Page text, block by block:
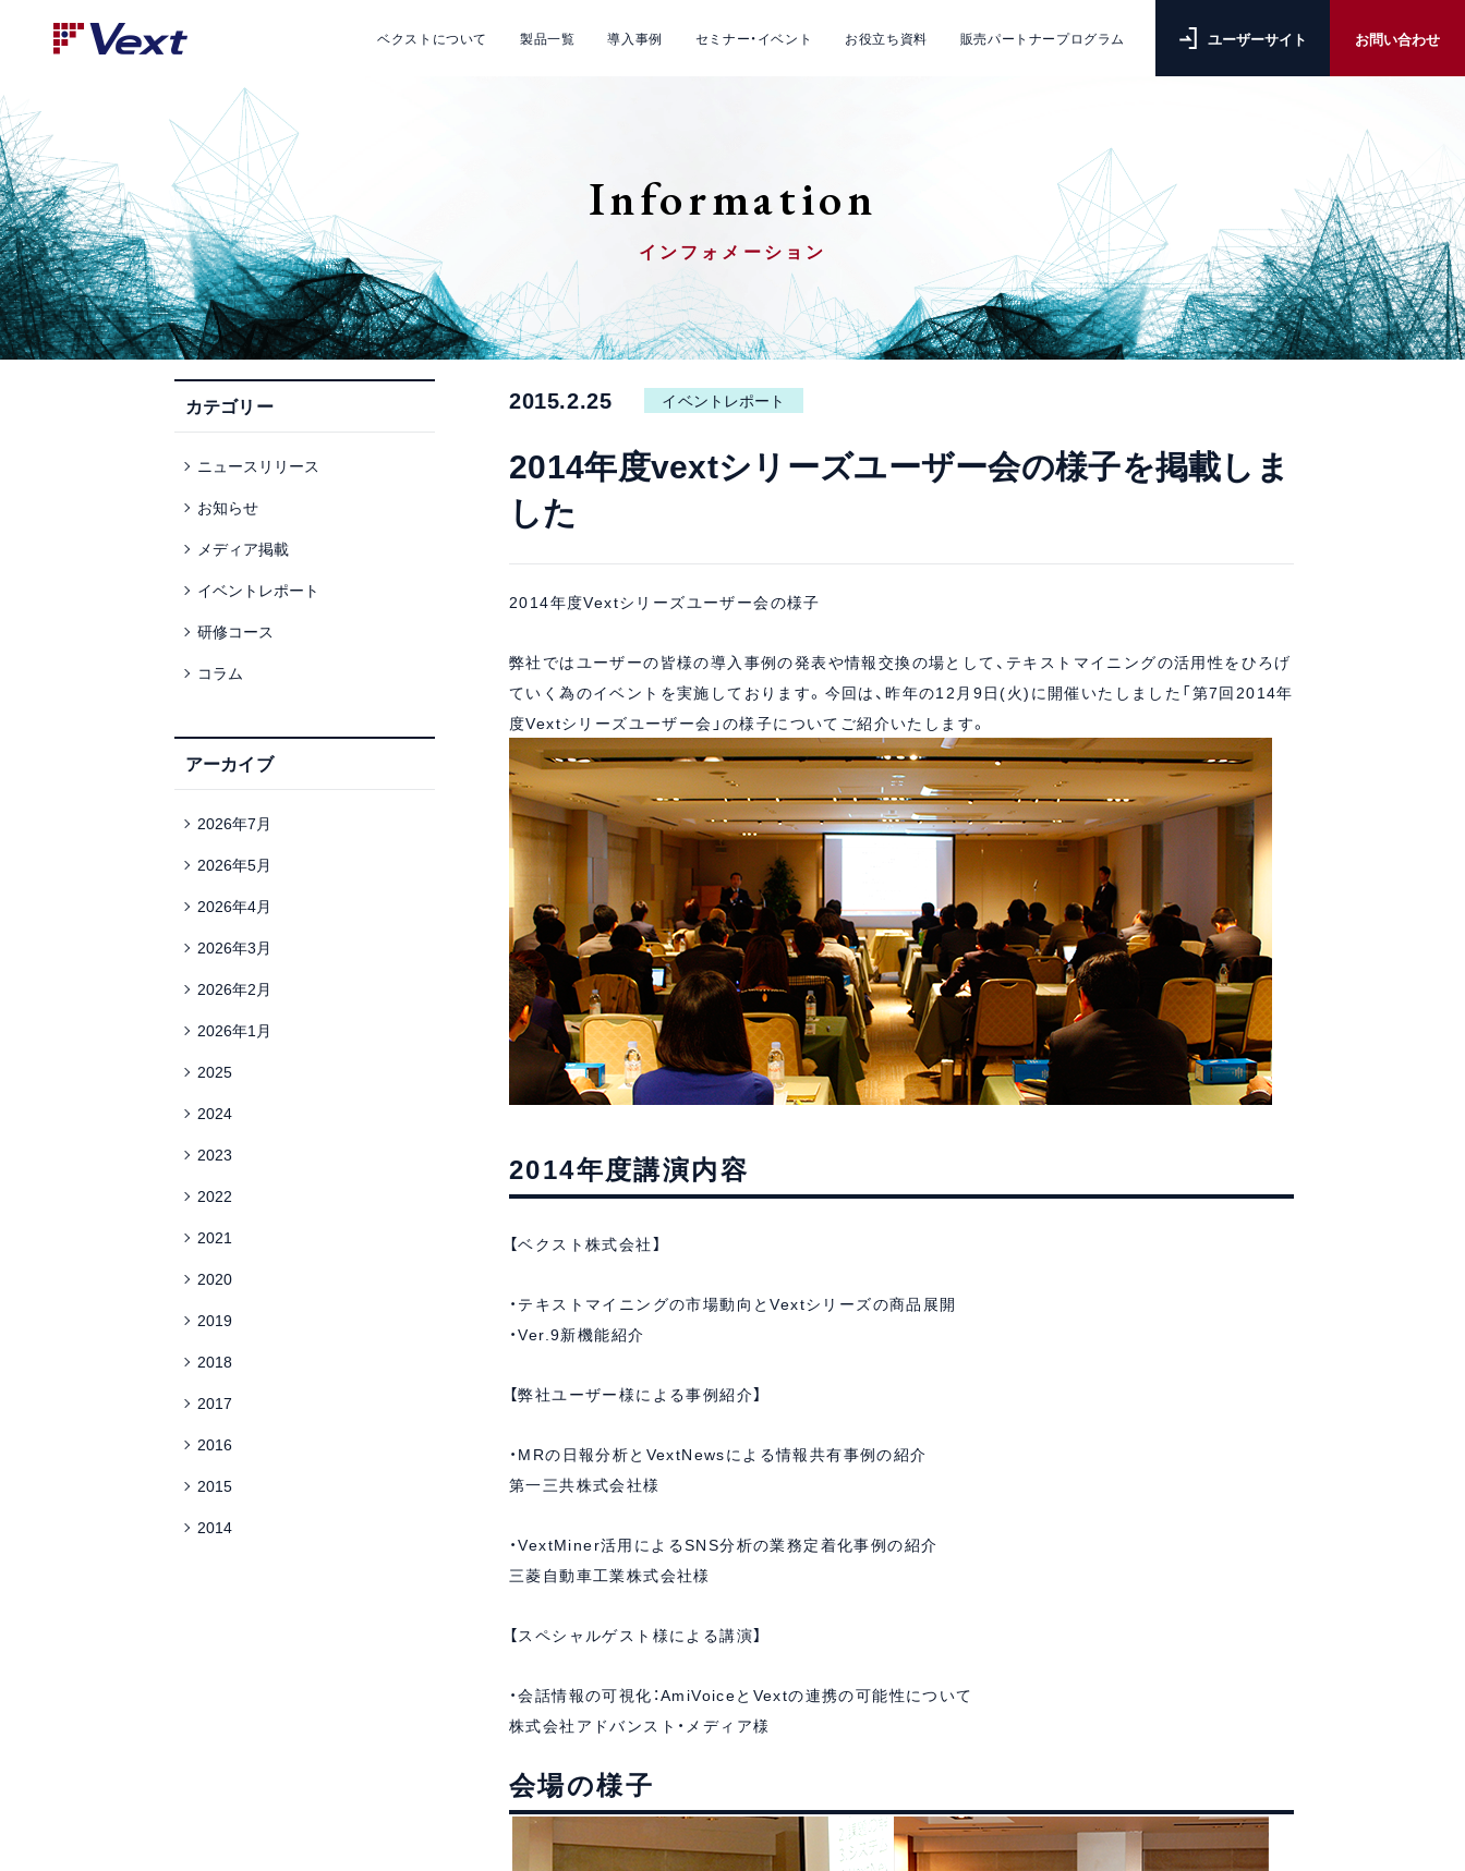
ベクストについて 製品一覧 導入事例 セミナー・イベント お役立ち資料 販売パートナープログラム ユーザーサイト お問い合わせ
Information
インフォメーション
2015.2.25 イベントレポート
2014年度vextシリーズユーザー会の様子を掲載しま
した
2014年度Vextシリーズユーザー会の様子
弊社ではユーザーの皆様の導入事例の発表や情報交換の場として、テキストマイニングの活用性をひろげ
ていく為のイベントを実施しております。今回は、昨年の12月9日(火)に開催いたしました 「第7回2014年
度Vextシリーズユーザー会」 の様子についてご紹介いたします。
2014年度講演内容
【ベクスト株式会社】
・テキストマイニングの市場動向とVextシリーズの商品展開
・Ver.9新機能紹介
【弊社ユーザー様による事例紹介】
・MRの日報分析とVextNewsによる情報共有事例の紹介
第一三共株式会社様
・VextMiner活用によるSNS分析の業務定着化事例の紹介
三菱自動車工業株式会社様
【スペシャルゲスト様による講演】
・会話情報の可視化：AmiVoiceとVextの連携の可能性について
株式会社アドバンスト・メディア様
会場の様子
カテゴリー
ニュースリリース
お知らせ
メディア掲載
イベントレポート
研修コース
コラム
アーカイブ
2026年7月
2026年5月
2026年4月
2026年3月
2026年2月
2026年1月
2025
2024
2023
2022
2021
2020
2019
2018
2017
2016
2015
2014